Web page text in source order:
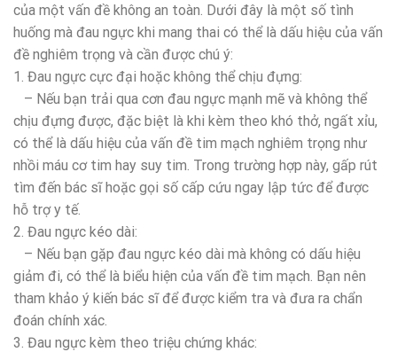
của một vấn đề không an toàn. Dưới đây là một số tình
huống mà đau ngực khi mang thai có thể là dấu hiệu của vấn
đề nghiêm trọng và cần được chú ý:
1. Đau ngực cực đại hoặc không thể chịu đựng:
– Nếu bạn trải qua cơn đau ngực mạnh mẽ và không thể
chịu đựng được, đặc biệt là khi kèm theo khó thở, ngất xỉu,
có thể là dấu hiệu của vấn đề tim mạch nghiêm trọng như
nhồi máu cơ tim hay suy tim. Trong trường hợp này, gấp rút
tìm đến bác sĩ hoặc gọi số cấp cứu ngay lập tức để được
hỗ trợ y tế.
2. Đau ngực kéo dài:
– Nếu bạn gặp đau ngực kéo dài mà không có dấu hiệu
giảm đi, có thể là biểu hiện của vấn đề tim mạch. Bạn nên
tham khảo ý kiến bác sĩ để được kiểm tra và đưa ra chẩn
đoán chính xác.
3. Đau ngực kèm theo triệu chứng khác: